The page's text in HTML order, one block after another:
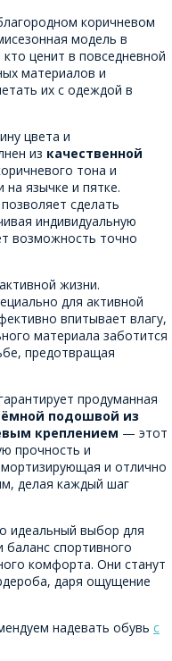
коричневом
модель в
ценит в повседневной
материалов и
их с одеждой в
цвета и
из качественной
тона и
язычке и пятке.
позволяет сделать
индивидуальную
возможность точно
жизни.
для активной
впитывает влагу,
материала заботится
предотвращая
продуманная
подошвой из
креплением — этот
прочность и
и отлично
делая каждый шаг
идеальный выбор для
спортивного
комфорта. Они станут
даря ощущение
надевать обувь с